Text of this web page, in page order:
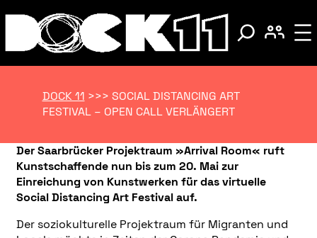
DOCK 11 >>> SOCIAL DISTANCING ART
FESTIVAL – OPEN CALL VERLÄNGERT
Der Saarbrücker Projektraum »Arrival Room« ruft
Kunstschaffende nun bis zum 20. Mai zur
Einreichung von Kunstwerken für das virtuelle
Social Distancing Art Festival auf.
Der soziokulturelle Projektraum für Migranten und